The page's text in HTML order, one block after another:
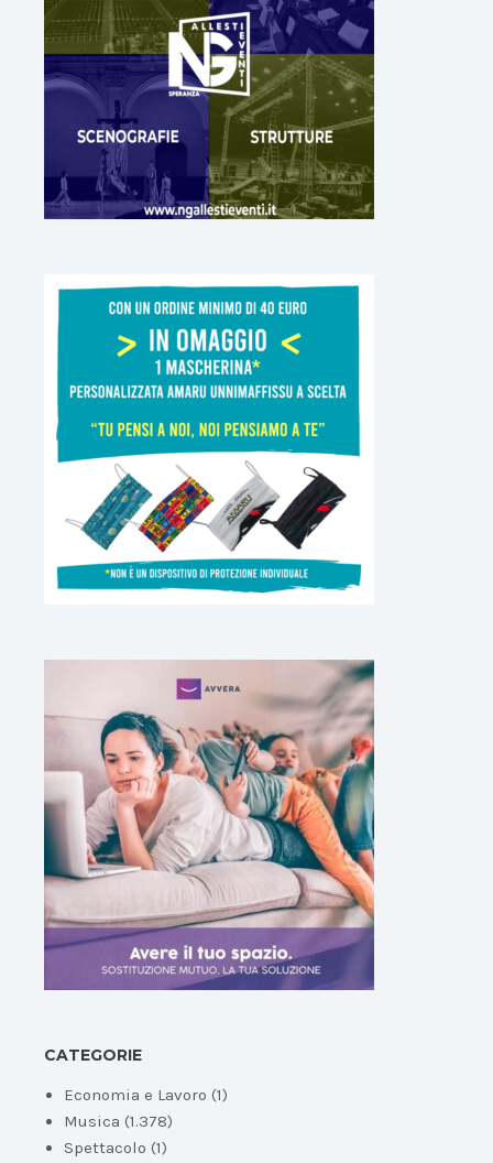
CATEGORIE
Economia e Lavoro (1)
Musica (1.378)
Spettacolo (1)